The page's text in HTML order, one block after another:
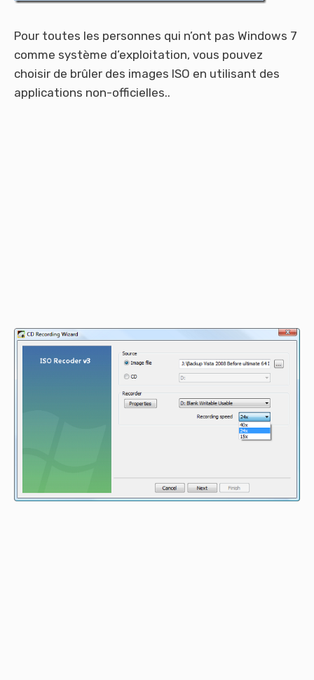
Pour toutes les personnes qui n’ont pas Windows 7
comme système d’exploitation, vous pouvez
choisir de brûler des images ISO en utilisant des
applications non-officielles..